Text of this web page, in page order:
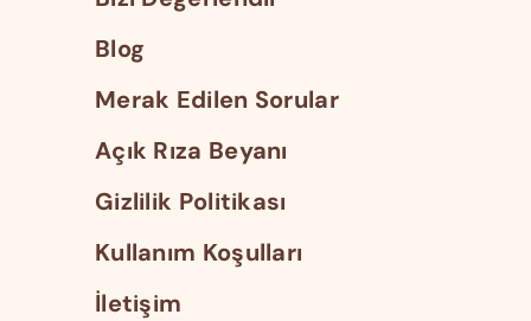
Blog
Merak Edilen Sorular
Açık Rıza Beyanı
Gizlilik Politikası
Kullanım Koşulları
İletişim